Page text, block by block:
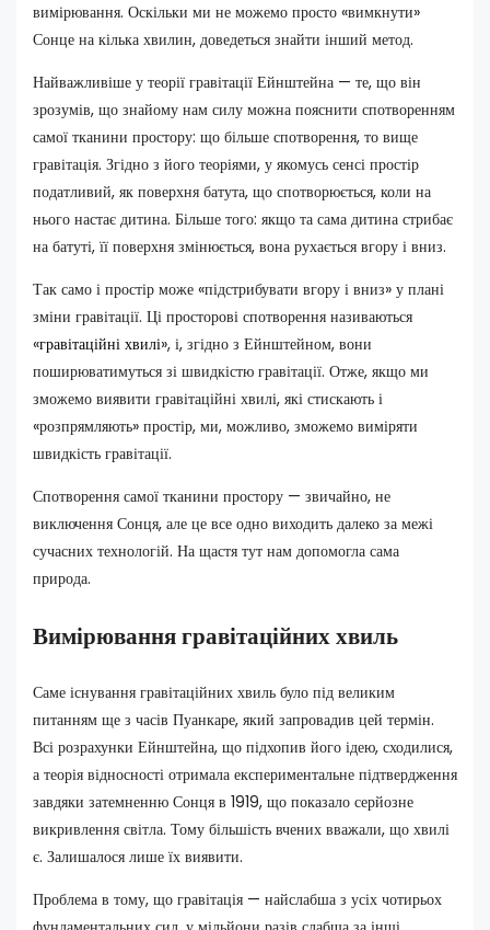
вимірювання. Оскільки ми не можемо просто «вимкнути»
Сонце на кілька хвилин, доведеться знайти інший метод.
Найважливіше у теорії гравітації Ейнштейна — те, що він
зрозумів, що знайому нам силу можна пояснити спотворенням
самої тканини простору: що більше спотворення, то вище
гравітація. Згідно з його теоріями, у якомусь сенсі простір
податливий, як поверхня батута, що спотворюється, коли на
нього настає дитина. Більше того: якщо та сама дитина стрибає
на батуті, її поверхня змінюється, вона рухається вгору і вниз.
Так само і простір може «підстрибувати вгору і вниз» у плані
зміни гравітації. Ці просторові спотворення називаються
«гравітаційні хвилі», і, згідно з Ейнштейном, вони
поширюватимуться зі швидкістю гравітації. Отже, якщо ми
зможемо виявити гравітаційні хвилі, які стискають і
«розпрямляють» простір, ми, можливо, зможемо виміряти
швидкість гравітації.
Спотворення самої тканини простору — звичайно, не
виключення Сонця, але це все одно виходить далеко за межі
сучасних технологій. На щастя тут нам допомогла сама
природа.
Вимірювання гравітаційних хвиль
Саме існування гравітаційних хвиль було під великим
питанням ще з часів Пуанкаре, який запровадив цей термін.
Всі розрахунки Ейнштейна, що підхопив його ідею, сходилися,
а теорія відносності отримала експериментальне підтвердження
завдяки затемненню Сонця в 1919, що показало серйозне
викривлення світла. Тому більшість вчених вважали, що хвилі
є. Залишалося лише їх виявити.
Проблема в тому, що гравітація — найслабша з усіх чотирьох